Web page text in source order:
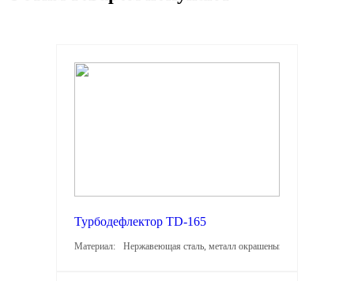
Турбодефлектор TD-165
Материал: Нержавеющая сталь, металл окрашеный, оцинкованный